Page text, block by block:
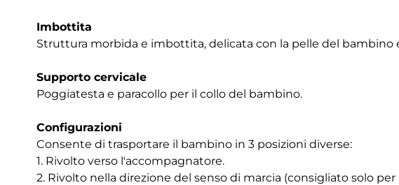
Imbottita
Struttura morbida e imbottita, delicata con la pelle del bambino
Supporto cervicale
Poggiatesta e paracollo per il collo del bambino.
Configurazioni
Consente di trasportare il bambino in 3 posizioni diverse:
1. Rivolto verso l'accompagnatore.
2. Rivolto nella direzione del senso di marcia (consigliato solo